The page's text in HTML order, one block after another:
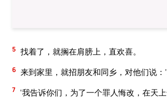
5 找着了，就搁在肩膀上，直欢喜。
6 来到家里，就招朋友和同乡，对他们说：
7 ‘我告诉你们，为了一个罪人悔改，在天